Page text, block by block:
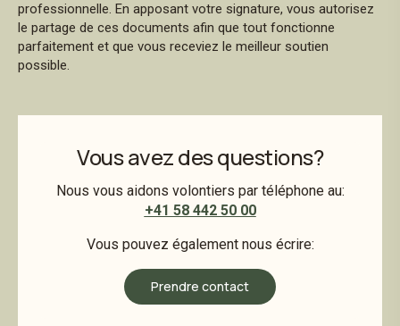
professionnelle. En apposant votre signature, vous autorisez
le partage de ces documents afin que tout fonctionne
parfaitement et que vous receviez le meilleur soutien
possible.
Vous avez des questions?
Nous vous aidons volontiers par téléphone au:
+41 58 442 50 00
Vous pouvez également nous écrire:
Prendre contact